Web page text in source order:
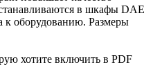
в шкафы DAE
к оборудованию. Размеры
хотите включить в PDF